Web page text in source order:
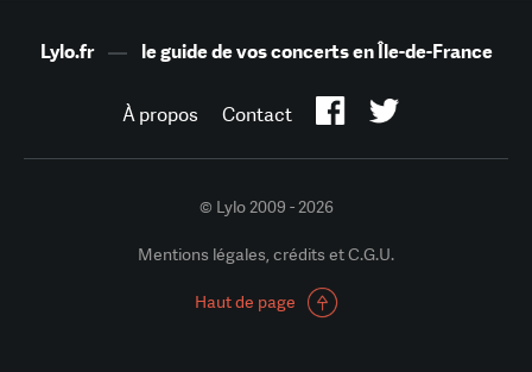
Lylo.fr— le guide de vos concerts en Île-de-France
À propos Contact
© Lylo 2009 - 2026
Mentions légales, crédits et C.G.U.
Haut de page